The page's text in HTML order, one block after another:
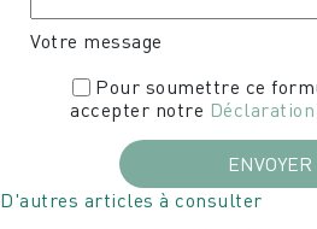
Votre message
Pour soumettre ce
accepter notre
D'autres articles à consulter